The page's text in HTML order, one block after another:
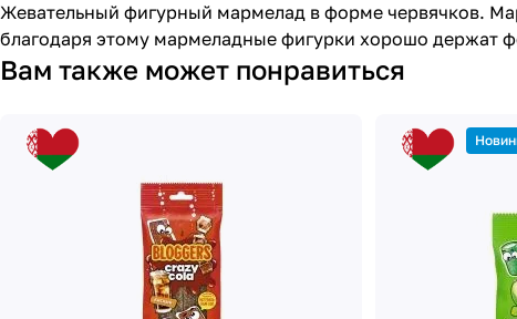
Жевательный фигурный мармелад в форме червячков.
благодаря этому мармеладные фигурки хорошо держат
Вам также может понравиться